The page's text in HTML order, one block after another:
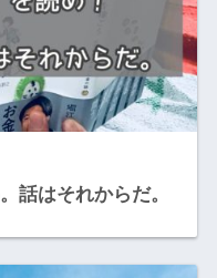
話はそれからだ。